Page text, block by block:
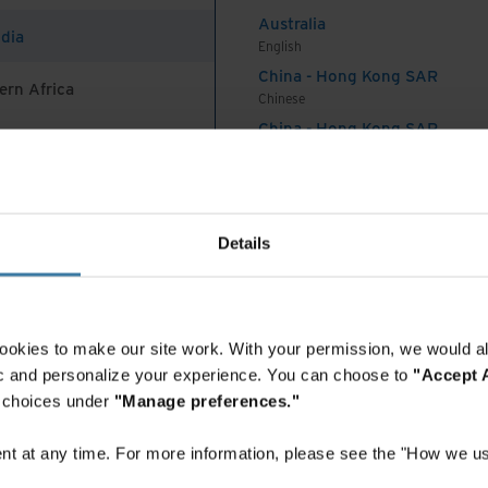
Details
to make our site work. With your permission, we would
and personalize your experience. You can choose to "Accept
under "Manage preferences."
at any time. For more information, please see the "How we
Africa
And Turkey
Australia
English
China - Hong Kong SAR
Chinese
China - Hong Kong SAR
India
English
Indonesia
Indonesian
Korea
Korean
Malaysia
English
et sécurisée pour les informations de santé
vous permettrait de relever ces défis en :
des analyses médicales rapides et
des documents pour augmenter l'efficacité
coûts de conformité.
physiques et numériques pour les
impact
dématérialisée d'Iron Mountain est une